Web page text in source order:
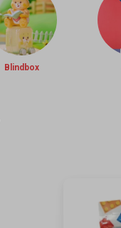
Blindbox